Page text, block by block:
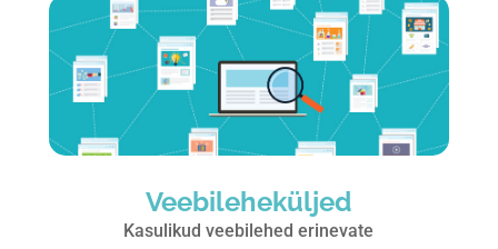
Veebileheküljed
Kasulikud veebilehed erinevate